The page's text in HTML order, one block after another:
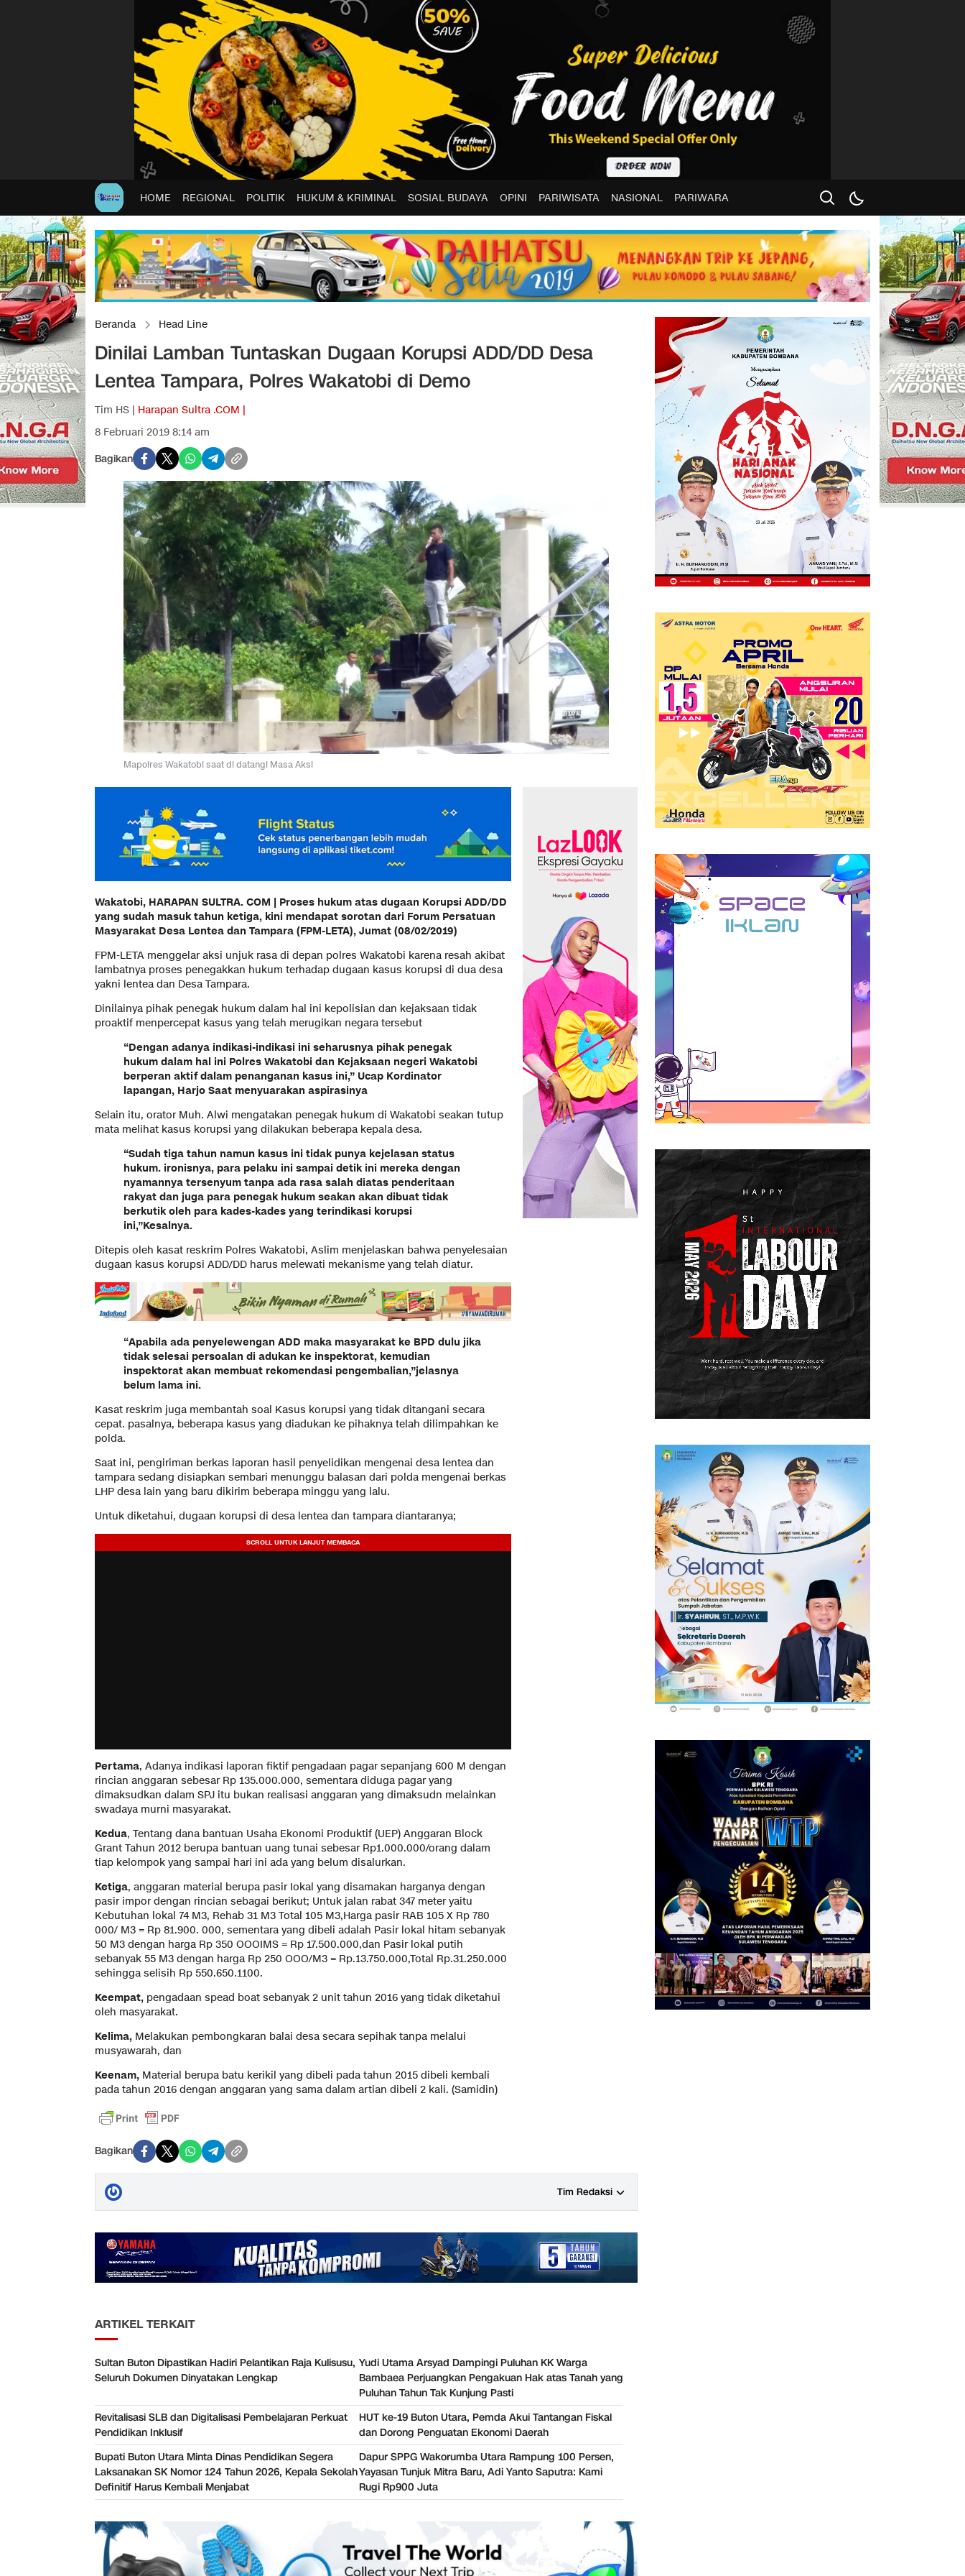
HOME REGIONAL POLITIK HUKUM & KRIMINAL SOSIAL BUDAYA OPINI PARIWISATA NASIONAL PARIWARA
Beranda Head Line
Dinilai Lamban Tuntaskan Dugaan Korupsi ADD/DD Desa
Lentea Tampara, Polres Wakatobi di Demo
Tim HS | Harapan Sultra .COM |
8 Februari 2019 8:14 am
Bagikan
Mapolres Wakatobi saat di datangi Masa Aksi
Wakatobi, HARAPAN SULTRA. COM | Proses hukum atas dugaan Korupsi ADD/DD
yang sudah masuk tahun ketiga, kini mendapat sorotan dari Forum Persatuan
Masyarakat Desa Lentea dan Tampara (FPM-LETA), Jumat (08/02/2019)
FPM-LETA menggelar aksi unjuk rasa di depan polres Wakatobi karena resah akibat
lambatnya proses penegakkan hukum terhadap dugaan kasus korupsi di dua desa
yakni lentea dan Desa Tampara.
Dinilainya pihak penegak hukum dalam hal ini kepolisian dan kejaksaan tidak
proaktif menpercepat kasus yang telah merugikan negara tersebut
“Dengan adanya indikasi-indikasi ini seharusnya pihak penegak
hukum dalam hal ini Polres Wakatobi dan Kejaksaan negeri Wakatobi
berperan aktif dalam penanganan kasus ini,” Ucap Kordinator
lapangan, Harjo Saat menyuarakan aspirasinya
Selain itu, orator Muh. Alwi mengatakan penegak hukum di Wakatobi seakan tutup
mata melihat kasus korupsi yang dilakukan beberapa kepala desa.
“Sudah tiga tahun namun kasus ini tidak punya kejelasan status
hukum. ironisnya, para pelaku ini sampai detik ini mereka dengan
nyamannya tersenyum tanpa ada rasa salah diatas penderitaan
rakyat dan juga para penegak hukum seakan akan dibuat tidak
berkutik oleh para kades-kades yang terindikasi korupsi
ini,”Kesalnya.
Ditepis oleh kasat reskrim Polres Wakatobi, Aslim menjelaskan bahwa penyelesaian
dugaan kasus korupsi ADD/DD harus melewati mekanisme yang telah diatur.
“Apabila ada penyelewengan ADD maka masyarakat ke BPD dulu jika
tidak selesai persoalan di adukan ke inspektorat, kemudian
inspektorat akan membuat rekomendasi pengembalian,”jelasnya
belum lama ini.
Kasat reskrim juga membantah soal Kasus korupsi yang tidak ditangani secara
cepat. pasalnya, beberapa kasus yang diadukan ke pihaknya telah dilimpahkan ke
polda.
Saat ini, pengiriman berkas laporan hasil penyelidikan mengenai desa lentea dan
tampara sedang disiapkan sembari menunggu balasan dari polda mengenai berkas
LHP desa lain yang baru dikirim beberapa minggu yang lalu.
Untuk diketahui, dugaan korupsi di desa lentea dan tampara diantaranya;
Pertama, Adanya indikasi laporan fiktif pengadaan pagar sepanjang 600 M dengan
rincian anggaran sebesar Rp 135.000.000, sementara diduga pagar yang
dimaksudkan dalam SPJ itu bukan realisasi anggaran yang dimaksudn melainkan
swadaya murni masyarakat.
Kedua, Tentang dana bantuan Usaha Ekonomi Produktif (UEP) Anggaran Block
Grant Tahun 2012 berupa bantuan uang tunai sebesar Rp1.000.000/orang dalam
tiap kelompok yang sampai hari ini ada yang belum disalurkan.
Ketiga, anggaran material berupa pasir Iokal yang disamakan harganya dengan
pasir impor dengan rincian sebagai berikut; Untuk jalan rabat 347 meter yaitu
Kebutuhan lokal 74 M3, Rehab 31 M3 Total 105 M3,Harga pasir RAB 105 X Rp 780
000/ M3 = Rp 81.900. 000, sementara yang dibeli adalah Pasir lokal hitam sebanyak
50 M3 dengan harga Rp 350 OOOIMS = Rp 17.500.000,dan Pasir lokal putih
sebanyak 55 M3 dengan harga Rp 250 OOO/M3 = Rp.13.750.000,Total Rp.31.250.000
sehingga selisih Rp 550.650.1100.
Keempat, pengadaan spead boat sebanyak 2 unit tahun 2016 yang tidak diketahui
oleh masyarakat.
Kelima, Melakukan pembongkaran balai desa secara sepihak tanpa melalui
musyawarah, dan
Keenam, Material berupa batu kerikil yang dibeli pada tahun 2015 dibeli kembali
pada tahun 2016 dengan anggaran yang sama dalam artian dibeli 2 kali. (Samidin)
Bagikan
Tim Redaksi
ARTIKEL TERKAIT
Sultan Buton Dipastikan Hadiri Pelantikan Raja Kulisusu,
Seluruh Dokumen Dinyatakan Lengkap
Yudi Utama Arsyad Dampingi Puluhan KK Warga
Bambaea Perjuangkan Pengakuan Hak atas Tanah yang
Puluhan Tahun Tak Kunjung Pasti
Revitalisasi SLB dan Digitalisasi Pembelajaran Perkuat
Pendidikan Inklusif
HUT ke-19 Buton Utara, Pemda Akui Tantangan Fiskal
dan Dorong Penguatan Ekonomi Daerah
Bupati Buton Utara Minta Dinas Pendidikan Segera
Laksanakan SK Nomor 124 Tahun 2026, Kepala Sekolah
Definitif Harus Kembali Menjabat
Dapur SPPG Wakorumba Utara Rampung 100 Persen,
Yayasan Tunjuk Mitra Baru, Adi Yanto Saputra: Kami
Rugi Rp900 Juta